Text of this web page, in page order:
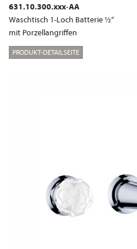
631.10.300.xxx-AA
Waschtisch 1-Loch Batterie ½“
mit Porzellangriffen
PRODUKT-DETAILSEITE